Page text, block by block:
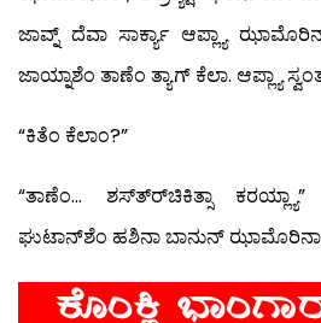
ಜಾವ್ನ್ ದೆವಾ ಸಾರ್ಕ್ಯಾ ಆಪ್ಲ್ಯಾ
ಜಾಯ್ನಾಶೆಂ ತಾಣೆಂ ತ್ಯಾಗ್ ಕೆಲಾ. ಆಪ್ಲ್ಯಾ
“ಕಿತೆಂ ಕೆಲಾಂ?”
“ತಾಣೆಂ… ಶಸ್ತ್ರ್‍ಚಿಕಿತ್ಸಾ
ಘುಟಾನ್‍ಶೆಂ ಹಶಿನಾ ಬಾನುನ್